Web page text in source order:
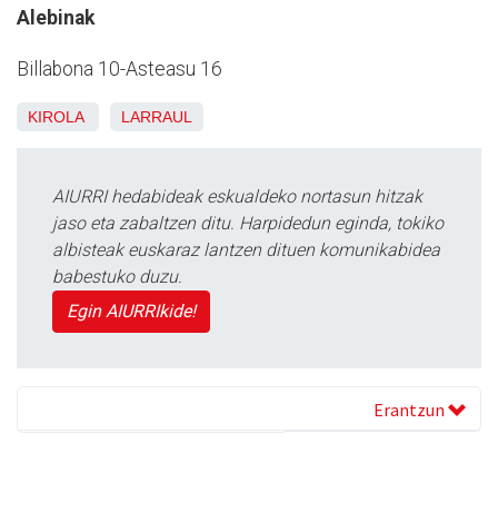
Alebinak
Billabona 10-Asteasu 16
KIROLA LARRAUL
AIURRI hedabideak eskualdeko nortasun hitzak
jaso eta zabaltzen ditu. Harpidedun eginda, tokiko
albisteak euskaraz lantzen dituen komunikabidea
babestuko duzu.
Egin AIURRIkide!
Erantzun